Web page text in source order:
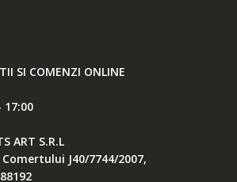
SI COMENZI ONLINE
17:00
ART S.R.L
J40/7744/2007,